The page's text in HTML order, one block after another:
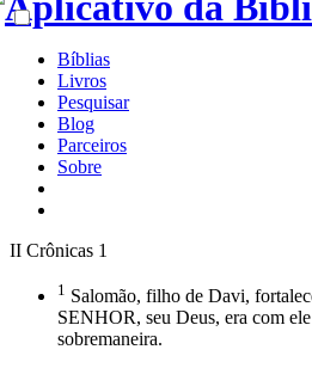
Bíblias
Livros
Pesquisar
Blog
Parceiros
Sobre
II Crônicas 1
1 Salomão, filho de Davi,
SENHOR, seu Deus, era com
sobremaneira.